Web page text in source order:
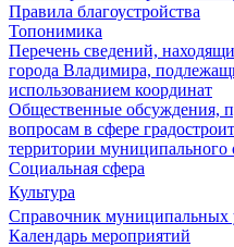
Правила благоустройства
Топонимика
Перечень сведений,
города Владимира,
использованием координат
Общественные обсуждения,
вопросам в сфере
территории муниципального
Социальная сфера
Культура
Справочник муниципальных
Календарь мероприятий